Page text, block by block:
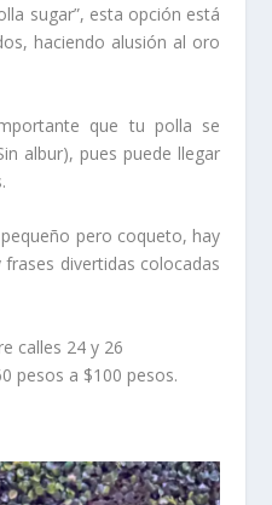
sugar”, esta opción está
haciendo alusión al oro
que tu polla se
albur), pues puede llegar
pero coqueto, hay
divertidas colocadas
calles 24 y 26
pesos a $100 pesos.